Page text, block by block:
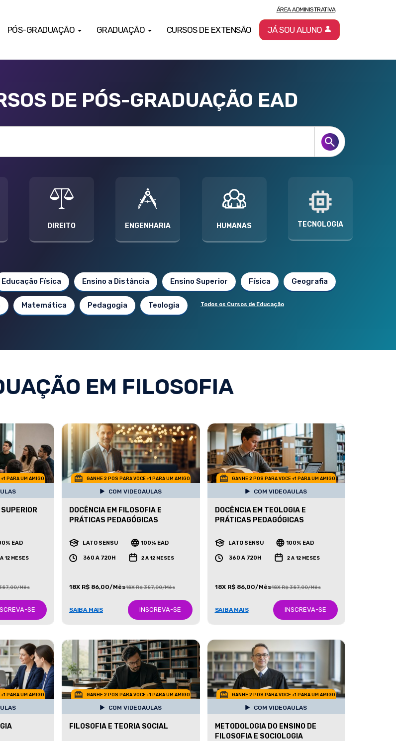
PÓS-GRADUAÇÃO GRADUAÇÃO CURSOS DE EXTENSÃO
ÁREA ADMINISTRATIVA
JÁ SOU ALUNO
DE PÓS-GRADUAÇÃO EAD
DIREITO ENGENHARIA HUMANAS TECNOLOGIA
Educação Física Ensino a Distância Ensino Superior Física Geografia
Matemática Pedagogia Teologia Todos os Cursos de Educação
EM FILOSOFIA
PARA UM AMIGO
EAD
12 MESES
Mês
SE
GANHE 2 POS PARA VOCE +1 PARA UM AMIGO
COM VIDEOAULAS
DOCÊNCIA EM FILOSOFIA E
PRÁTICAS PEDAGÓGICAS
LATO SENSU 100% EAD
360 A 720H 2 A 12 MESES
18X R$ 86,00/Mês18X R$ 387,00/Mês
SAIBA MAIS INSCREVA-SE
GANHE 2 POS PARA VOCE +1 PARA UM AMIGO
COM VIDEOAULAS
DOCÊNCIA EM TEOLOGIA E
PRÁTICAS PEDAGÓGICAS
LATO SENSU 100% EAD
360 A 720H 2 A 12 MESES
18X R$ 86,00/Mês18X R$ 387,00/Mês
SAIBA MAIS INSCREVA-SE
PARA UM AMIGO GANHE 2 POS PARA VOCE +1 PARA UM AMIGO
COM VIDEOAULAS
FILOSOFIA E TEORIA SOCIAL
GANHE 2 POS PARA VOCE +1 PARA UM AMIGO
COM VIDEOAULAS
METODOLOGIA DO ENSINO DE
FILOSOFIA E SOCIOLOGIA